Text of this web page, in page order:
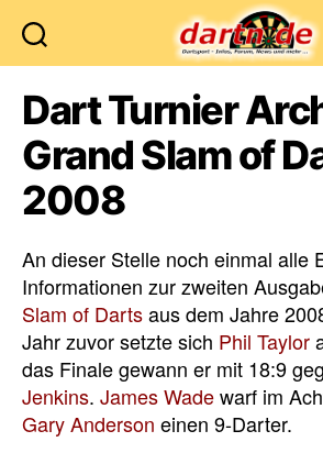
Dart Turnier
Grand Slam of
2008
An dieser Stelle noch einmal alle
Informationen zur zweiten
Slam of Dartsaus dem Jahre
Jahr zuvor setzte sich Phil Taylor
das Finale gewann er mit 18:9
Jenkins. James Wadewarf im
Gary Anderson einen 9-Darter.